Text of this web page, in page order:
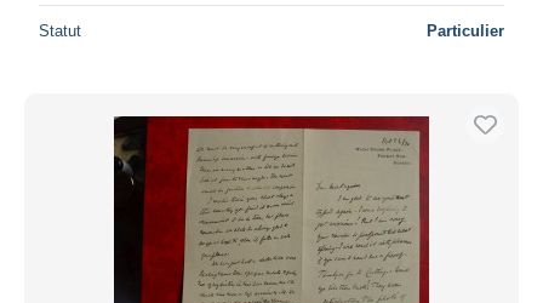
Statut Particulier